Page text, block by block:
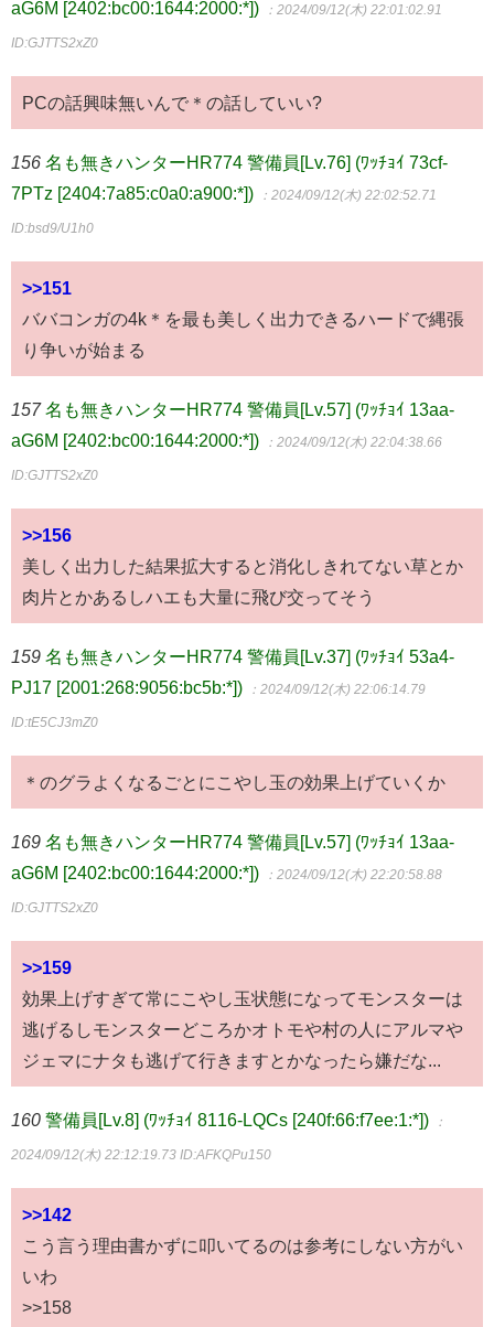
aG6M [2402:bc00:1644:2000:*]) ：2024/09/12(木) 22:01:02.91
ID:GJTTS2xZ0
PCの話興味無いんで＊の話していい?
156 名も無きハンターHR774 警備員[Lv.76] (ﾜｯﾁｮｲ 73cf-
7PTz [2404:7a85:c0a0:a900:*])
：2024/09/12(木) 22:02:52.71
ID:bsd9/U1h0
>>151
ババコンガの4k＊を最も美しく出力できるハードで縄張
り争いが始まる
157 名も無きハンターHR774 警備員[Lv.57] (ﾜｯﾁｮｲ 13aa-
aG6M [2402:bc00:1644:2000:*])
：2024/09/12(木) 22:04:38.66
ID:GJTTS2xZ0
>>156
美しく出力した結果拡大すると消化しきれてない草とか
肉片とかあるしハエも大量に飛び交ってそう
159 名も無きハンターHR774 警備員[Lv.37] (ﾜｯﾁｮｲ 53a4-
PJ17 [2001:268:9056:bc5b:*])
：2024/09/12(木) 22:06:14.79
ID:tE5CJ3mZ0
＊のグラよくなるごとにこやし玉の効果上げていくか
169 名も無きハンターHR774 警備員[Lv.57] (ﾜｯﾁｮｲ 13aa-
aG6M [2402:bc00:1644:2000:*])
：2024/09/12(木) 22:20:58.88
ID:GJTTS2xZ0
>>159
効果上げすぎて常にこやし玉状態になってモンスターは
逃げるしモンスターどころかオトモや村の人にアルマや
ジェマにナタも逃げて行きますとかなったら嫌だな...
160 警備員[Lv.8] (ﾜｯﾁｮｲ 8116-LQCs [240f:66:f7ee:1:*]) ：
2024/09/12(木) 22:12:19.73 ID:AFKQPu150
>>142
こう言う理由書かずに叩いてるのは参考にしない方がい
いわ
>>158